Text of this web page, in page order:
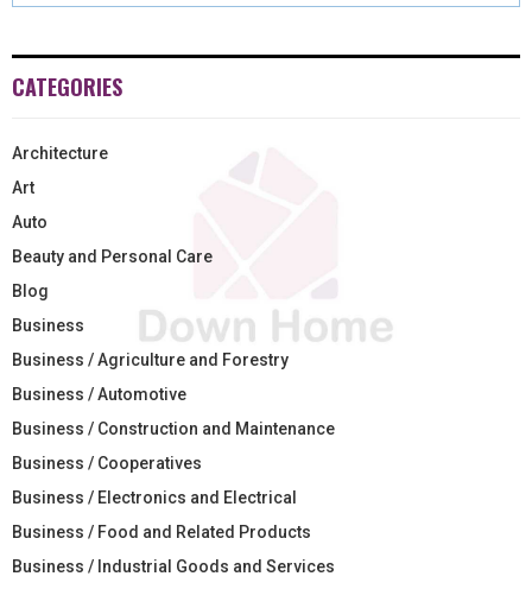
CATEGORIES
Architecture
Art
Auto
Beauty and Personal Care
Blog
Business
Business / Agriculture and Forestry
Business / Automotive
Business / Construction and Maintenance
Business / Cooperatives
Business / Electronics and Electrical
Business / Food and Related Products
Business / Industrial Goods and Services